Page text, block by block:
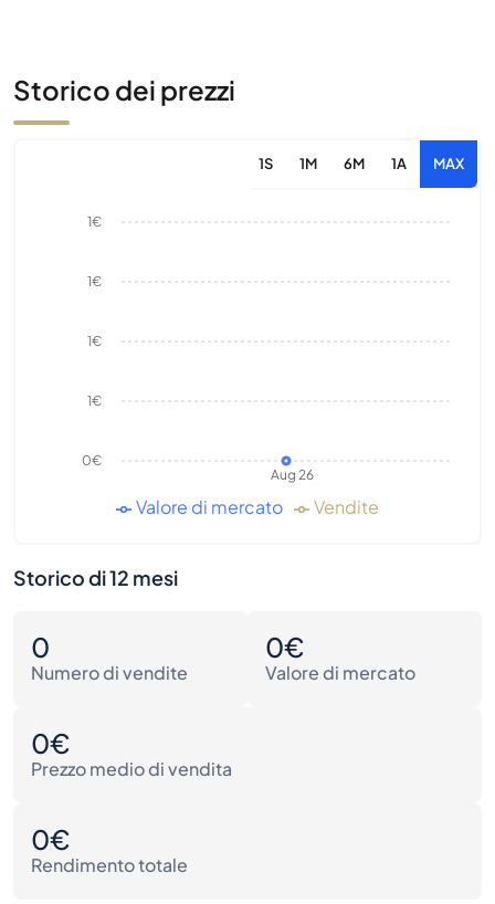
Storico dei prezzi
1S 1M 6M 1A MAX
Aug 26
0€
1€
1€
1€
1€
Valore di mercato Vendite
Storico di 12 mesi
0
Numero di vendite
0€
Valore di mercato
0€
Prezzo medio di vendita
0€
Rendimento totale